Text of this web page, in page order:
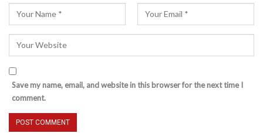
Save my name, email, and website in this browser for the next time I
comment.